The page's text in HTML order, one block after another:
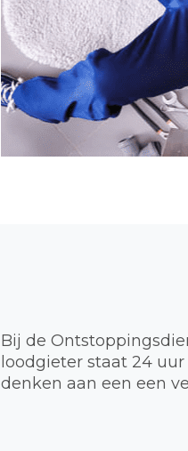
Bij de
loodgieter staat 24
denken aan een een